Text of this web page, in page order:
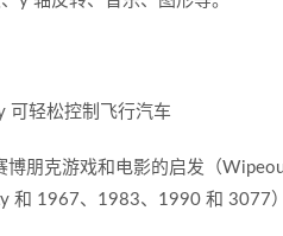
可轻松控制飞行汽车
朋克游戏和电影的启发（
和 1967、1983、1990 和 3077）